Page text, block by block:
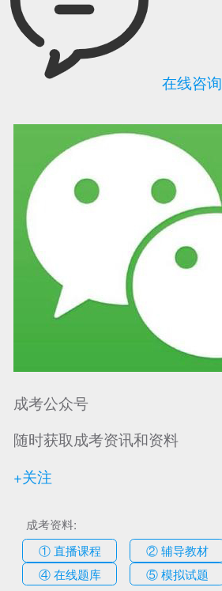
可信网站信用评 网络警察提醒你
在线咨询
成考公众号
随时获取成考资讯和资料
+关注
成考资料:
① 直播课程
② 辅导教材
④ 在线题库
⑤ 模拟试题